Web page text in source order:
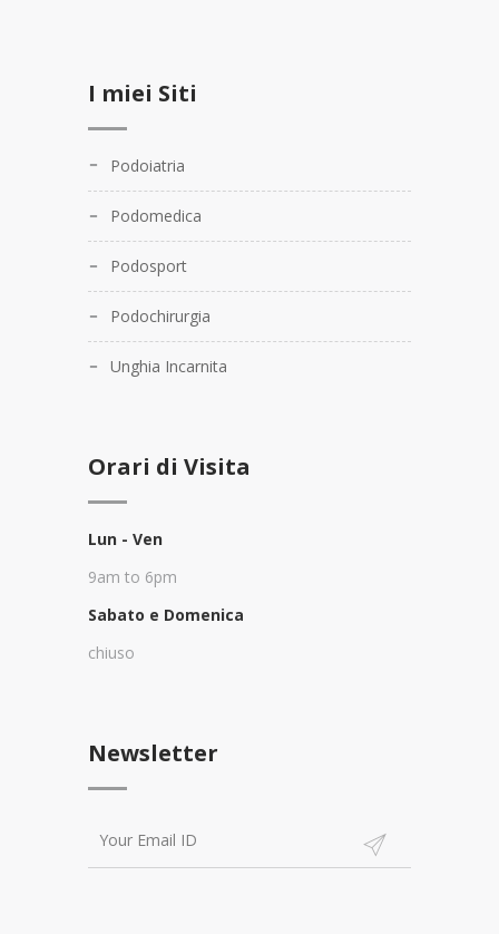
I miei Siti
Podoiatria
Podomedica
Podosport
Podochirurgia
Unghia Incarnita
Orari di Visita
Lun - Ven
9am to 6pm
Sabato e Domenica
chiuso
Newsletter